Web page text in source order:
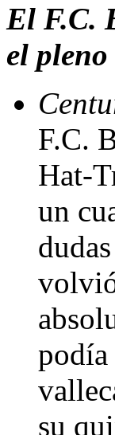
El F.C.
el
F.C.
Hat-
un
podía
su